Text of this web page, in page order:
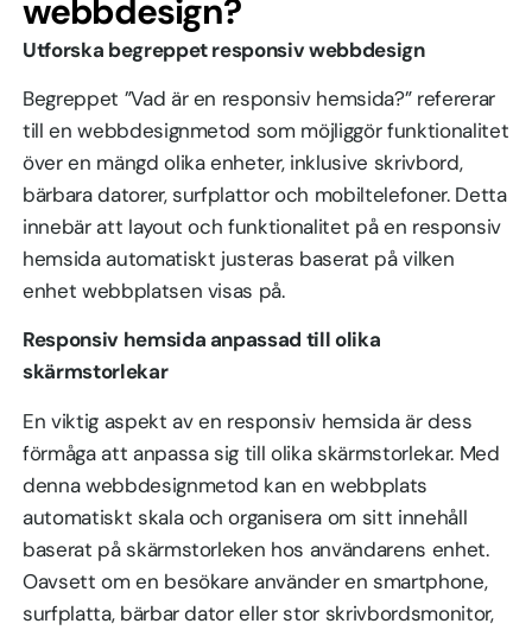
webbdesign?
Utforska begreppet responsiv webbdesign
Begreppet ”Vad är en responsiv hemsida?” refererar
till en webbdesignmetod som möjliggör funktionalitet
över en mängd olika enheter, inklusive skrivbord,
bärbara datorer, surfplattor och mobiltelefoner. Detta
innebär att layout och funktionalitet på en responsiv
hemsida automatiskt justeras baserat på vilken
enhet webbplatsen visas på.
Responsiv hemsida anpassad till olika
skärmstorlekar
En viktig aspekt av en responsiv hemsida är dess
förmåga att anpassa sig till olika skärmstorlekar. Med
denna webbdesignmetod kan en webbplats
automatiskt skala och organisera om sitt innehåll
baserat på skärmstorleken hos användarens enhet.
Oavsett om en besökare använder en smartphone,
surfplatta, bärbar dator eller stor skrivbordsmonitor,